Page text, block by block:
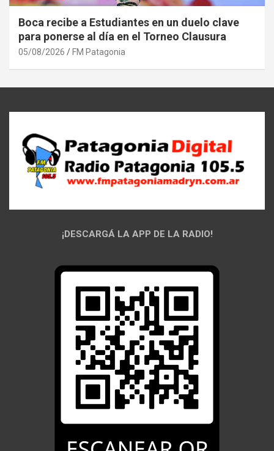
Boca recibe a Estudiantes en un duelo clave
para ponerse al día en el Torneo Clausura
05/08/2026 FM Patagonia
¡DESCARGÁ LA APP DE LA RADIO!